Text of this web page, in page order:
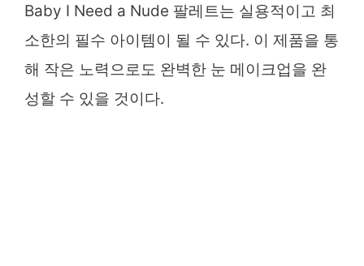
Baby I Need a Nude 팔레트는 실용적이고 최
소한의 필수 아이템이 될 수 있다. 이 제품을 통
해 작은 노력으로도 완벽한 눈 메이크업을 완
성할 수 있을 것이다.